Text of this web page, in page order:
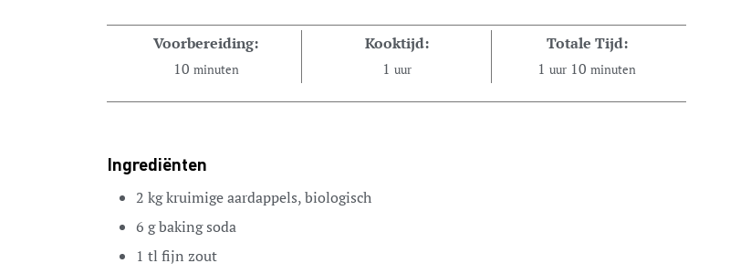
Voorbereiding:
10 minuten
Kooktijd:
1 uur
Totale Tijd:
1 uur 10 minuten
Ingrediënten
2 kgkruimige aardappels, biologisch
6 gbaking soda
1 tl fijn zout